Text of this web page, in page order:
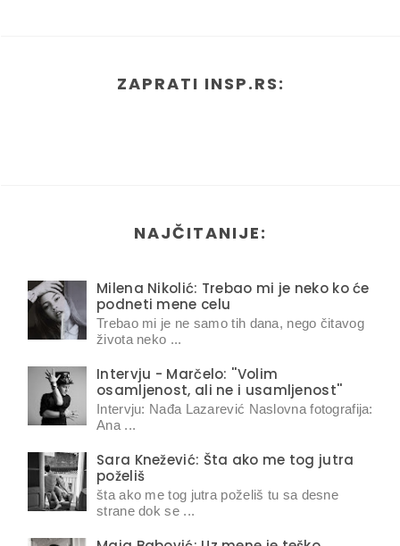
ZAPRATI INSP.RS:
NAJČITANIJE:
Milena Nikolić: Trebao mi je neko ko će
podneti mene celu
Trebao mi je ne samo tih dana, nego čitavog
života neko ...
Intervju - Marčelo: ''Volim
osamljenost, ali ne i usamljenost''
Intervju: Nađa Lazarević Naslovna fotografija:
Ana ...
Sara Knežević: Šta ako me tog jutra
poželiš
šta ako me tog jutra poželiš tu sa desne
strane dok se ...